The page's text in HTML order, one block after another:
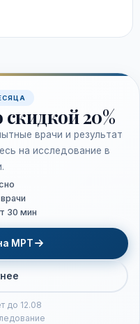
скидкой 20%
врачи и результат
на исследование в
30 мин
МРТ
до 12.08